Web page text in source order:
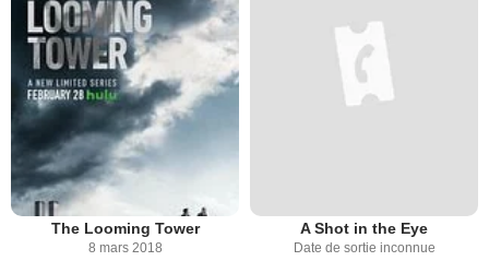
The Looming Tower
8 mars 2018
A Shot in the Eye
Date de sortie inconnue